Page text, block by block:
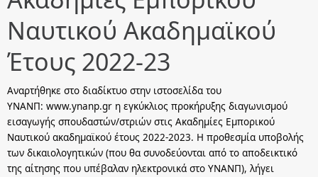
Ναυτικού Ακαδημαϊκού
Έτους 2022-23
Αναρτήθηκε στο διαδίκτυο στην ιστοσελίδα του
ΥΝΑΝΠ: www.ynanp.gr η εγκύκλιος προκήρυξης διαγωνισμού
εισαγωγής σπουδαστών/στριών στις Ακαδημίες Εμπορικού
Ναυτικού ακαδημαϊκού έτους 2022-2023. Η προθεσμία υποβολής
των δικαιολογητικών (που θα συνοδεύονται από το αποδεικτικό
της αίτησης που υπέβαλαν ηλεκτρονικά στο ΥΝΑΝΠ), λήγει